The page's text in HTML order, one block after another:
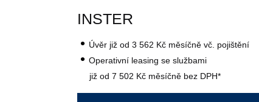
INSTER
Úvěr již od 3 562 Kč měsíčně vč. pojištění
Operativní leasing se službami
již od 7 502 Kč měsíčně bez DPH*